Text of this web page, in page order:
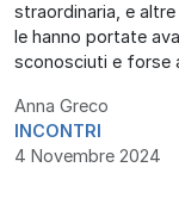
straordinaria, e
le hanno portate
sconosciuti e forse
Anna Greco
INCONTRI
4 Novembre 2024